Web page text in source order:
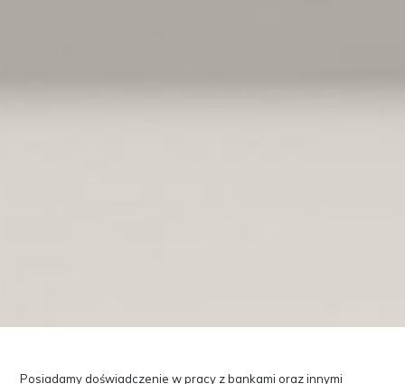
Posiadamy doświadczenie w pracy z bankami oraz innymi